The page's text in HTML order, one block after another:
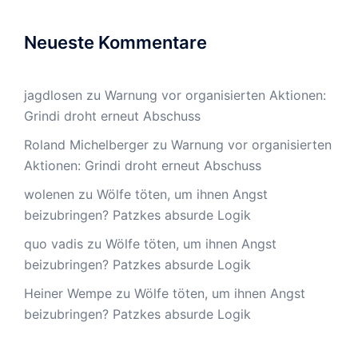
Neueste Kommentare
jagdlosen zu Warnung vor organisierten Aktionen:
Grindi droht erneut Abschuss
Roland Michelberger zu Warnung vor organisierten
Aktionen: Grindi droht erneut Abschuss
wolenen zu Wölfe töten, um ihnen Angst
beizubringen? Patzkes absurde Logik
quo vadis zu Wölfe töten, um ihnen Angst
beizubringen? Patzkes absurde Logik
Heiner Wempe zu Wölfe töten, um ihnen Angst
beizubringen? Patzkes absurde Logik